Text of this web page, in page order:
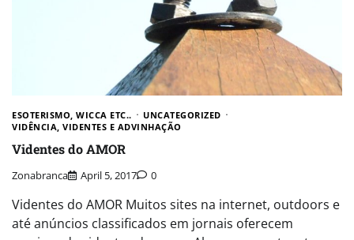
ESOTERISMO, WICCA ETC..
UNCATEGORIZED
VIDÊNCIA, VIDENTES E ADVINHAÇÃO
Videntes do AMOR
Zonabranca April 5, 2017 0
Videntes do AMOR Muitos sites na internet, outdoors e
até anúncios classificados em jornais oferecem